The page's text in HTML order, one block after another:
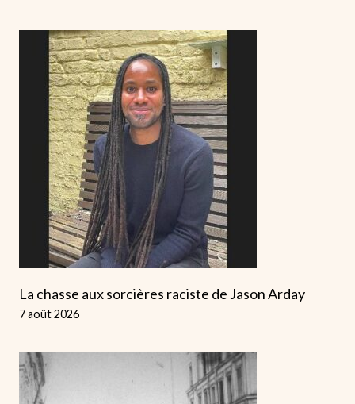
La chasse aux sorcières raciste de Jason Arday
7 août 2026